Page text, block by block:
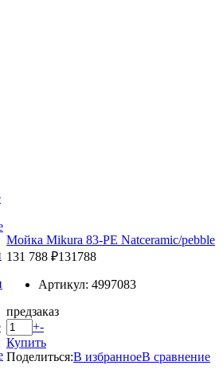
Мойка Mikura 83-PE Natceramic/pebble
131 788 ₽131788
Артикул: 4997083
предзаказ
+-
Купить
Поделиться:В избранноеВ сравнение